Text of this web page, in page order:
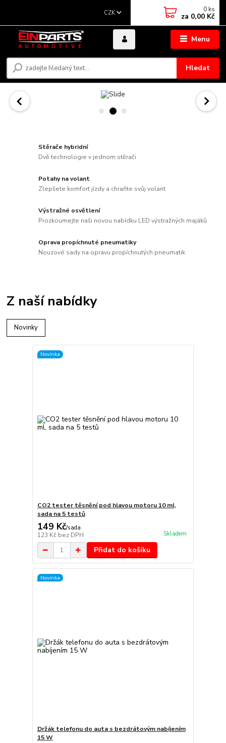
Menu
CZK
Hledat
0 ks
za 0,00 Kč
Stěrače hybridní
Dvě technologie v jednom stěrači
Potahy na volant
Zlepšete komfort jízdy a chraňte svůj volant
Výstražné osvětlení
Prozkoumejte naši novou nabídku LED výstražných majáků
Oprava propíchnuté pneumatiky
Nouzové sady na opravu propíchnutých pneumatik
Z naší nabídky
Novinky
Novinka
CO2 tester těsnění pod hlavou motoru 10 ml,
sada na 5 testů
149 Kč/sada
123 Kč bez DPH Skladem
Přidat do košíku
Novinka
Držák telefonu do auta s bezdrátovým nabíjením
15 W